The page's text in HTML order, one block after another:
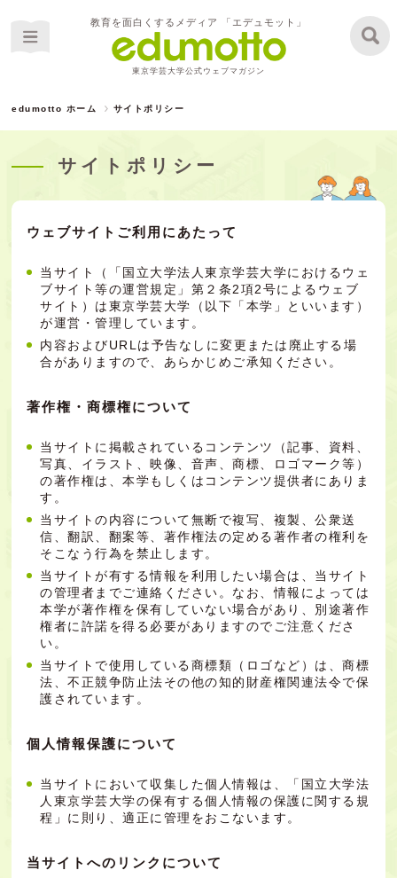
教育を面白くするメディア 「エデュモット」
東京学芸大学公式ウェブマガジン
edumotto ホーム サイトポリシー
サイトポリシー
ウェブサイトご利用にあたって
当サイト（「国立大学法人東京学芸大学におけるウェ
ブサイト等の運営規定」第２条2項2号によるウェブ
サイト）は東京学芸大学（以下「本学」といいます）
が運営・管理しています。
内容およびURLは予告なしに変更または廃止する場
合がありますので、あらかじめご承知ください。
著作権・商標権について
当サイトに掲載されているコンテンツ（記事、資料、
写真、イラスト、映像、音声、商標、ロゴマーク等）
の著作権は、本学もしくはコンテンツ提供者にありま
す。
当サイトの内容について無断で複写、複製、公衆送
信、翻訳、翻案等、著作権法の定める著作者の権利を
そこなう行為を禁止します。
当サイトが有する情報を利用したい場合は、当サイト
の管理者までご連絡ください。なお、情報によっては
本学が著作権を保有していない場合があり、別途著作
権者に許諾を得る必要がありますのでご注意くださ
い。
当サイトで使用している商標類（ロゴなど）は、商標
法、不正競争防止法その他の知的財産権関連法令で保
護されています。
個人情報保護について
当サイトにおいて収集した個人情報は、「国立大学法
人東京学芸大学の保有する個人情報の保護に関する規
程」に則り、適正に管理をおこないます。
当サイトへのリンクについて